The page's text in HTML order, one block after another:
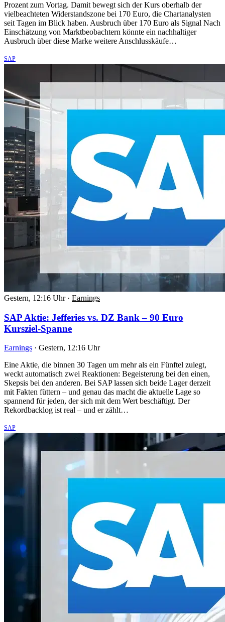
Prozent zum Vortag. Damit bewegt sich der Kurs oberhalb der
vielbeachteten Widerstandszone bei 170 Euro, die Chartanalysten
seit Tagen im Blick haben. Ausbruch über 170 Euro als Signal Nach
Einschätzung von Marktbeobachtern könnte ein nachhaltiger
Ausbruch über diese Marke weitere Anschlusskäufe…
SAP
Gestern, 12:16 Uhr · Earnings
SAP Aktie: Jefferies vs. DZ Bank – 90 Euro
Kursziel-Spanne
Earnings · Gestern, 12:16 Uhr
Eine Aktie, die binnen 30 Tagen um mehr als ein Fünftel zulegt,
weckt automatisch zwei Reaktionen: Begeisterung bei den einen,
Skepsis bei den anderen. Bei SAP lassen sich beide Lager derzeit
mit Fakten füttern – und genau das macht die aktuelle Lage so
spannend für jeden, der sich mit dem Wert beschäftigt. Der
Rekordbacklog ist real – und er zählt…
SAP